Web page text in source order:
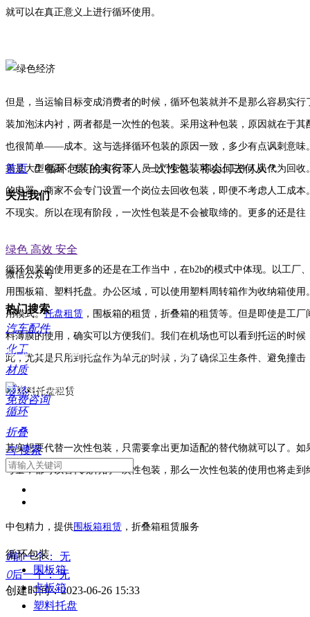
就可以在真正意义上进行循环使用。
但是，当运输目标变成消费者的时候，循环包装就并不是那么容易实
装加泡沫内衬，两者都是一次性的包装。采用这种包装，原因就在于
也很简单——成本。这与选择循环包装的原因一致，多少有点讽刺意味
果是大型电器，专门会有安装人员上门安装，可以让工作人员代为回
的电器，商家不会专门设置一个岗位去回收包装，即便不考虑人工成
不现实。所以在现有阶段，一次性包装是不会被取缔的。更多的还是
循环包装的使用更多的还是在工作当中，在b2b的模式中体现。以工厂
用围板箱、塑料托盘。办公区域，可以使用塑料周转箱作为收纳箱使
用模式。托盘租赁 ，围板箱的租赁，折叠箱的租赁等。但是即使是工
料薄膜的使用，确实可以方便我们。我们在机场也可以看到托运的时
此，尤其是只用到托盘作为单元的时候，为了确保卫生条件、避免撞
其实想要代替一次性包装，只需要拿出更加适配的替代物就可以了。
考量，都可以替代现有的一次性包装，那么一次性包装的使用也将走到
中包精力，提供围板箱租赁 ，折叠箱租赁服务
ꄴ前一个：
无
ꄲ后一个： 无
创建时间：2023-06-26 15:33
首页 ꄲ 循环包装的实行下，一次性包装将会何去何从？
关注我们
微信公众号
热门搜索
汽车配件
化工
材质
液体
循环
折叠
끠 搜索
绿色 高效 安全
加入我们，获得更加放心的循环物流包装，
为您的供应链注入全新的生机！
免费咨询
循环包装
围板箱
卡板箱
塑料托盘